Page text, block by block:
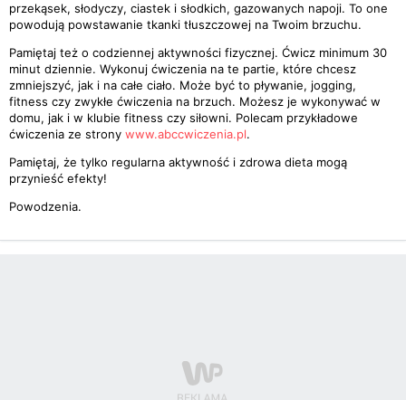
przekąsek, słodyczy, ciastek i słodkich, gazowanych napoji. To one
powodują powstawanie tkanki tłuszczowej na Twoim brzuchu.
Pamiętaj też o codziennej aktywności fizycznej. Ćwicz minimum 30
minut dziennie. Wykonuj ćwiczenia na te partie, które chcesz
zmniejszyć, jak i na całe ciało. Może być to pływanie, jogging,
fitness czy zwykłe ćwiczenia na brzuch. Możesz je wykonywać w
domu, jak i w klubie fitness czy siłowni. Polecam przykładowe
ćwiczenia ze strony www.abccwiczenia.pl.
Pamiętaj, że tylko regularna aktywność i zdrowa dieta mogą
przynieść efekty!
Powodzenia.